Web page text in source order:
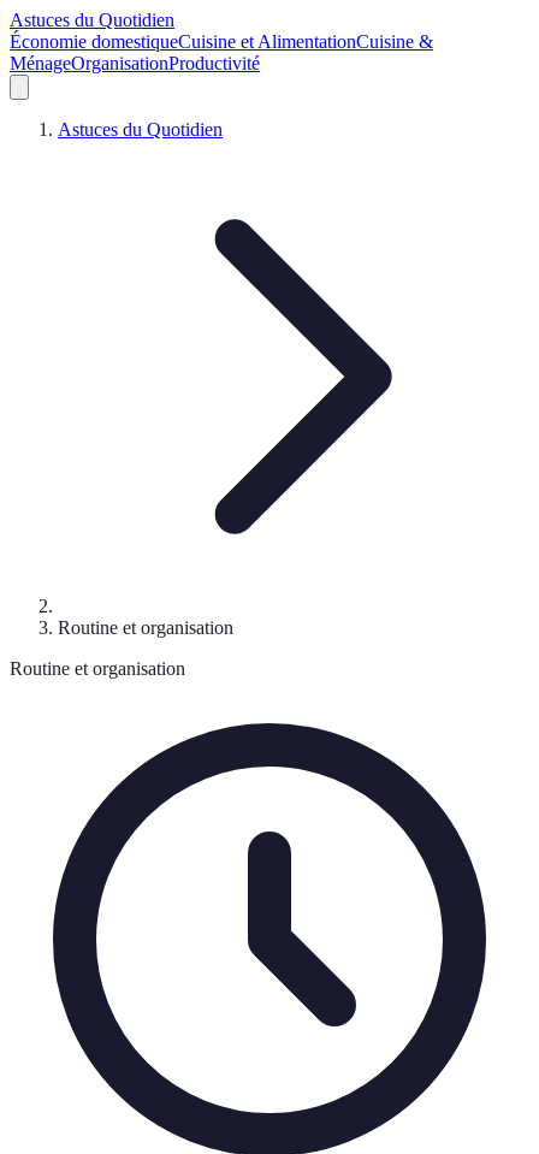
Astuces du Quotidien
Économie domestiqueCuisine et AlimentationCuisine &
MénageOrganisationProductivité
Astuces du Quotidien
Routine et organisation
Routine et organisation